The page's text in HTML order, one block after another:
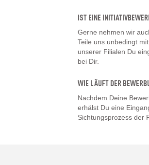
IST EINE
Gerne nehmen wir
Teile uns unbedingt
unserer Filialen Du
bei Dir.
WIE LÄUFT DER
Nachdem Deine
erhälst Du eine
Sichtungsprozess der